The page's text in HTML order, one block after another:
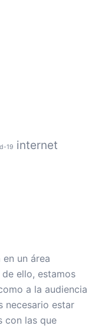
19 internet
un área
ello, estamos
a la audiencia
necesario estar
con las que